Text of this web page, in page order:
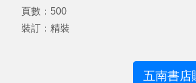
頁數：500
裝訂：精裝
五南書店